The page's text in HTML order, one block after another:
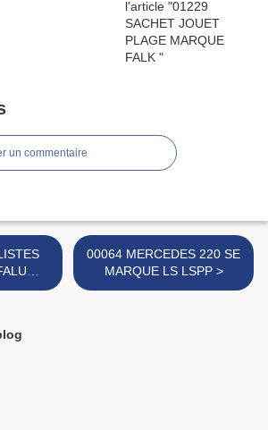
un commentaire
00064 MERCEDES 220 SE
MARQUE LS LSPP >